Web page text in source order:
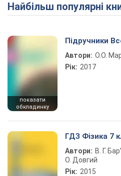
Найбільш популярні
показати
обкладинку
Підручники
Автори: О.О.
Рік: 2017
ГДЗ Фізика 7
Автори: В. Г.
О. Довгий
Рік: 2015